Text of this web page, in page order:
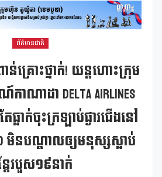
ព័ត៌មានជាតិ
គ្រោះថ្នាក់! យន្តហោះក្រុម
ាណាដា Delta Airlines
លាក់ចុះក្រឡាប់ផ្ងារជើងនៅ
មិនបណ្តាលឲ្យមនុស្សស្លាប់
ែរបួស១៩នាក់